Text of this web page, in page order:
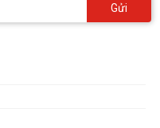
8G Compatible,
2.3 and max.
Gửi